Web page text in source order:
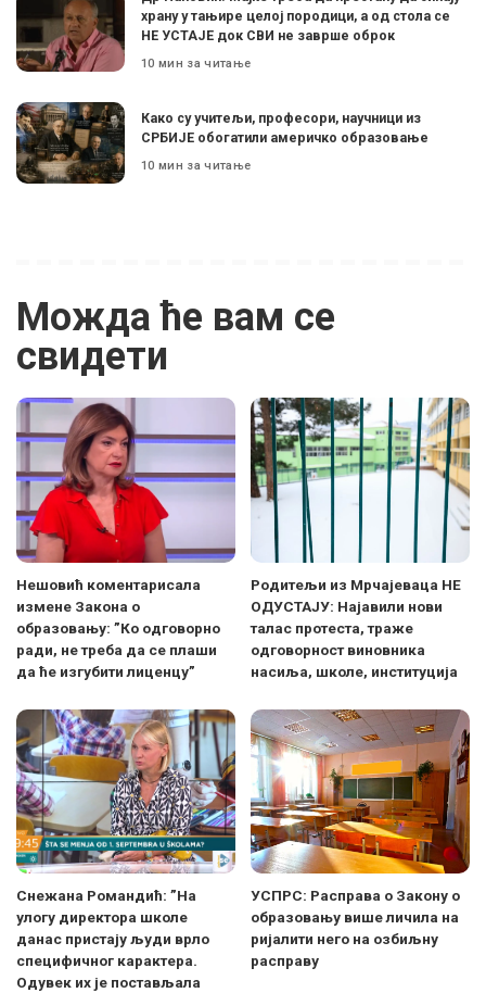
храну у тањире целој породици, а од стола се
НЕ УСТАЈЕ док СВИ не заврше оброк
10 мин за читање
Како су учитељи, професори, научници из
СРБИЈЕ обогатили америчко образовање
10 мин за читање
Можда ће вам се
свидети
Нешовић коментарисала
измене Закона о
образовању: ”Ко одговорно
ради, не треба да се плаши
да ће изгубити лиценцу”
Родитељи из Мрчајеваца НЕ
ОДУСТАЈУ: Најавили нови
талас протеста, траже
одговорност виновника
насиља, школе, институција
Снежана Романдић: ”На
улогу директора школе
данас пристају људи врло
специфичног карактера.
Одувек их је постављала
УСПРС: Расправа о Закону о
образовању више личила на
ријалити него на озбиљну
расправу